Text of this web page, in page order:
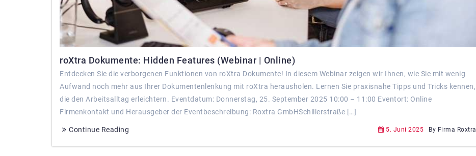
roXtra Dokumente: Hidden Features (Webinar | Online)
Entdecken Sie die verborgenen Funktionen von roXtra Dokumente! In diesem Webinar zeigen wir Ihnen, wie Sie mit wenig
Aufwand noch mehr aus Ihrer Dokumentenlenkung mit roXtra herausholen. Lernen Sie praxisnahe Tipps und Tricks kennen,
die den Arbeitsalltag erleichtern. Eventdatum: Donnerstag, 25. September 2025 10:00 – 11:00 Eventort: Online
Firmenkontakt und Herausgeber der Eventbeschreibung: Roxtra GmbHSchillerstraße […]
Continue Reading 5. Juni 2025 By Firma Roxtra